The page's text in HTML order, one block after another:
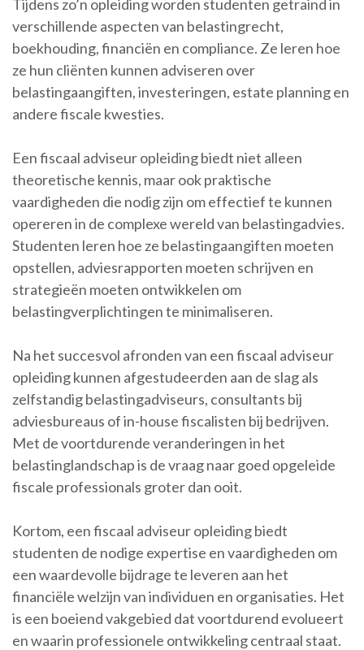
Tijdens zo’n opleiding worden studenten getraind in
verschillende aspecten van belastingrecht,
boekhouding, financiën en compliance. Ze leren hoe
ze hun cliënten kunnen adviseren over
belastingaangiften, investeringen, estate planning en
andere fiscale kwesties.
Een fiscaal adviseur opleiding biedt niet alleen
theoretische kennis, maar ook praktische
vaardigheden die nodig zijn om effectief te kunnen
opereren in de complexe wereld van belastingadvies.
Studenten leren hoe ze belastingaangiften moeten
opstellen, adviesrapporten moeten schrijven en
strategieën moeten ontwikkelen om
belastingverplichtingen te minimaliseren.
Na het succesvol afronden van een fiscaal adviseur
opleiding kunnen afgestudeerden aan de slag als
zelfstandig belastingadviseurs, consultants bij
adviesbureaus of in-house fiscalisten bij bedrijven.
Met de voortdurende veranderingen in het
belastinglandschap is de vraag naar goed opgeleide
fiscale professionals groter dan ooit.
Kortom, een fiscaal adviseur opleiding biedt
studenten de nodige expertise en vaardigheden om
een waardevolle bijdrage te leveren aan het
financiële welzijn van individuen en organisaties. Het
is een boeiend vakgebied dat voortdurend evolueert
en waarin professionele ontwikkeling centraal staat.